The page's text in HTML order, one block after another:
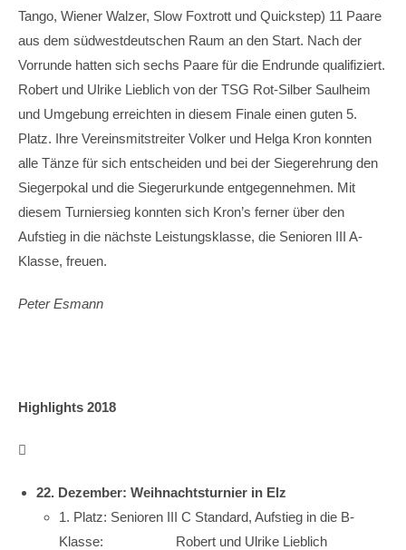
Tango, Wiener Walzer, Slow Foxtrott und Quickstep) 11 Paare
aus dem südwestdeutschen Raum an den Start. Nach der
Vorrunde hatten sich sechs Paare für die Endrunde qualifiziert.
Robert und Ulrike Lieblich von der TSG Rot-Silber Saulheim
und Umgebung erreichten in diesem Finale einen guten 5.
Platz. Ihre Vereinsmitstreiter Volker und Helga Kron konnten
alle Tänze für sich entscheiden und bei der Siegerehrung den
Siegerpokal und die Siegerurkunde entgegennehmen. Mit
diesem Turniersieg konnten sich Kron’s ferner über den
Aufstieg in die nächste Leistungsklasse, die Senioren III A-
Klasse, freuen.
Peter Esmann
Highlights 2018

22. Dezember: Weihnachtsturnier in Elz
1. Platz: Senioren III C Standard, Aufstieg in die B-
Klasse: Robert und Ulrike Lieblich